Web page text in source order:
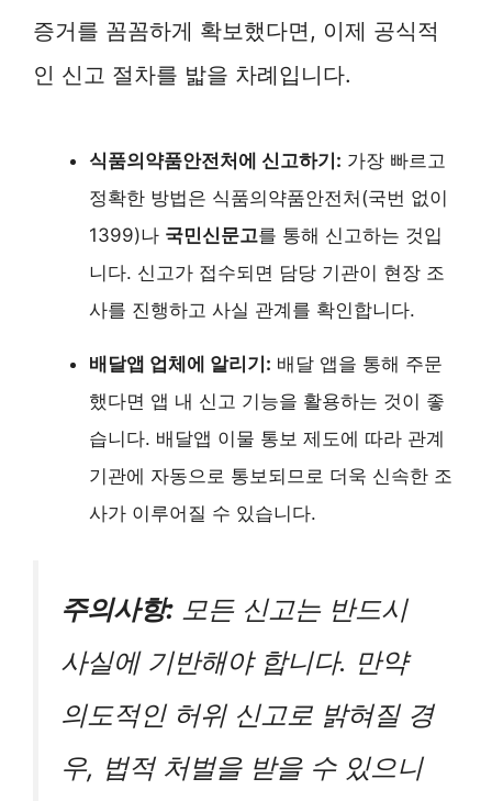
증거를 꼼꼼하게 확보했다면, 이제 공식적
인 신고 절차를 밟을 차례입니다.
식품의약품안전처에 신고하기: 가장 빠르고
정확한 방법은 식품의약품안전처(국번 없이
1399)나 국민신문고를 통해 신고하는 것입
니다. 신고가 접수되면 담당 기관이 현장 조
사를 진행하고 사실 관계를 확인합니다.
배달앱 업체에 알리기: 배달 앱을 통해 주문
했다면 앱 내 신고 기능을 활용하는 것이 좋
습니다. 배달앱 이물 통보 제도에 따라 관계
기관에 자동으로 통보되므로 더욱 신속한 조
사가 이루어질 수 있습니다.
주의사항: 모든 신고는 반드시
사실에 기반해야 합니다. 만약
의도적인 허위 신고로 밝혀질 경
우, 법적 처벌을 받을 수 있으니